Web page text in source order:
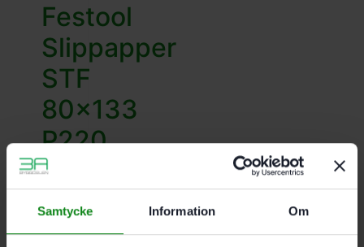
Samtycke Information Om
Festool
Slippapper
STF
80×133
P220
GR
100-
pack